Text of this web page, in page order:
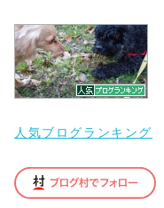
人気ブログランキング